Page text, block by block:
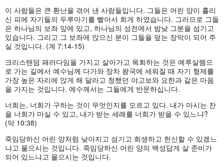
이 사람들은 큰 환난을 겪어 낸 사람들입니다. 그들은 어린 양이 흘리
신 피에 자기들의 두루마기를 빨아서 희게 하였습니다. 그러므로 그들
은 하나님의 보좌 앞에 있고, 하나님의 성전에서 밤낮 그분을 섬기고
있습니다. 그리고 그 보좌에 앉으신 분이 그들을 덮는 장막이 되어 주
실 것입니다. (계 7:14-15)
크리스텐덤 패러다임을 가지고 살아가고 목회하는 것은 예루살렘으
로 가는 길에서 예수님께 다가와 장차 왕국에 세워질 때 자기 형제를
가장 높은 자리에 앉게 해 달라고 청했던 야고보와 요한과 같은 마음
을 가지는 것입니다. 예수께서는 그들에게 반문하십니다.
너희는, 너희가 구하는 것이 무엇인지를 모르고 있다. 내가 마시는 잔
을 너희가 마실 수 있고, 내가 받는 세례를 너희가 받을 수 있느냐?
(막 10:38)
죽임당하신 어린 양처럼 낮아지고 섬기고 희생하고 헌신할 수 있겠느
냐고 물으시는 것입니다. 죽임당하신 어린 양의 백성답게 살 준비가
되어 있느냐고 물으시는 것입니다.